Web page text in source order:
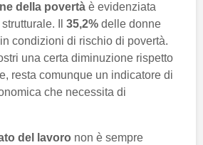
della povertà è evidenziata
Il 35,2% delle donne
condizioni di rischio di povertà.
una certa diminuzione rispetto
resta comunque un indicatore di
che necessita di
del lavoro non è sempre